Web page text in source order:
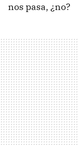
nos pasa, ¿no?